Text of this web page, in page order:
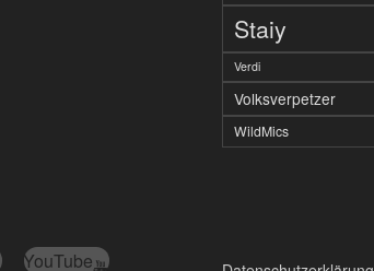
Staiy
Verdi
Volksverpetzer
WildMics
YouTube